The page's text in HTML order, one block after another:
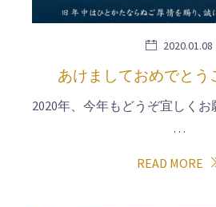
2020.01.08
あけましておめでとう
2020年、今年もどうぞ宜しくお
…
READ MORE